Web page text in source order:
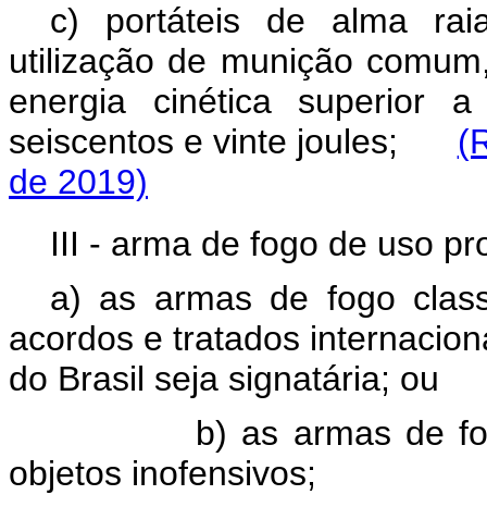
c) portáteis de alma
utilização de munição
energia cinética superior
seiscentos e vinte joules;
de 2019)
III - arma de fogo de uso
a) as armas de fogo
acordos e tratados
do Brasil seja signatária; ou
b) as armas de
objetos inofensivos;